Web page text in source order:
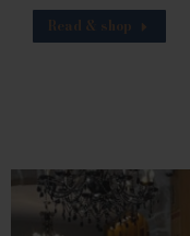
Read & shop